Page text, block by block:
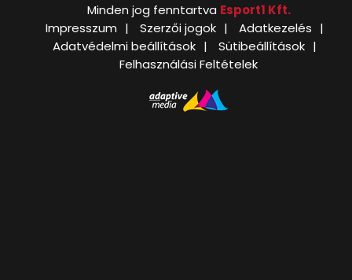
Minden jog fenntartva Esport1 Kft.
Impresszum
Szerzői jogok
Adatkezelés
Adatvédelmi beállítások
Sütibeállítások
Felhasználási Feltételek